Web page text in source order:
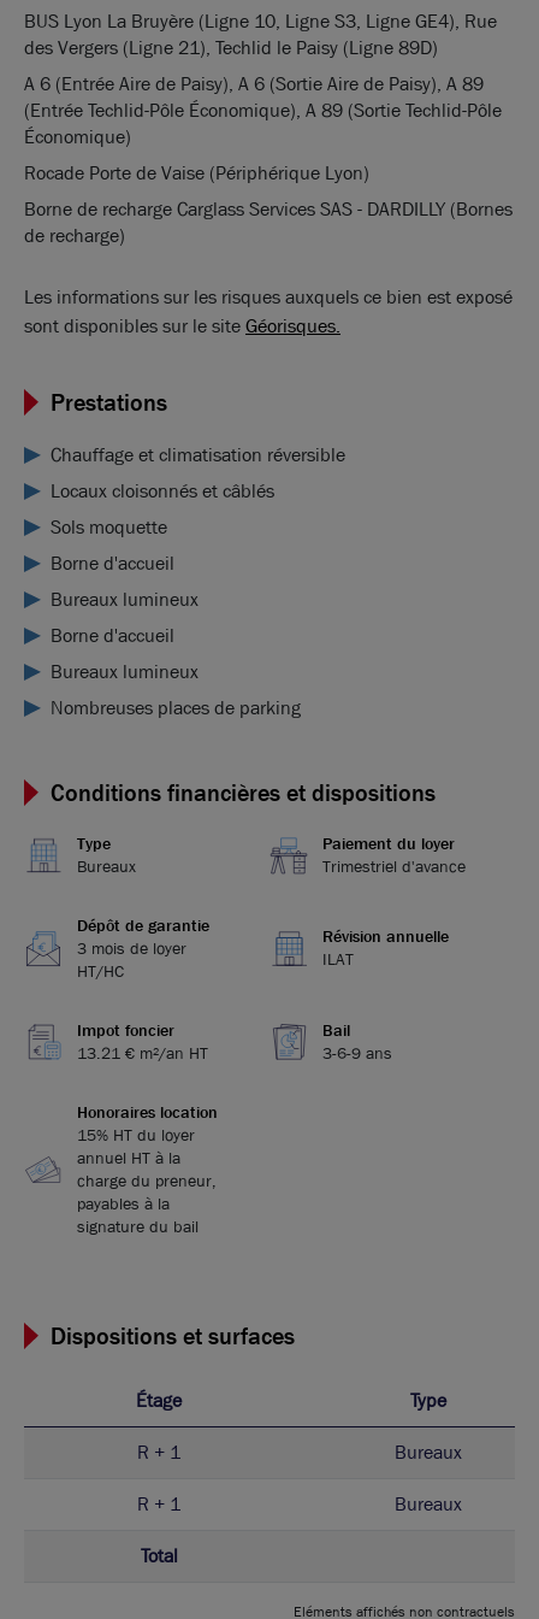
BUS Lyon La Bruyère (Ligne 10, Ligne S3, Ligne GE4), Rue
des Vergers (Ligne 21), Techlid le Paisy (Ligne 89D)
A 6 (Entrée Aire de Paisy), A 6 (Sortie Aire de Paisy), A 89
(Entrée Techlid-Pôle Économique), A 89 (Sortie Techlid-Pôle
Économique)
Rocade Porte de Vaise (Périphérique Lyon)
Borne de recharge Carglass Services SAS - DARDILLY (Bornes
de recharge)
Les informations sur les risques auxquels ce bien est exposé
sont disponibles sur le siteGéorisques.
Prestations
Chauffage et climatisation réversible
Locaux cloisonnés et câblés
Sols moquette
Borne d'accueil
Bureaux lumineux
Borne d'accueil
Bureaux lumineux
Nombreuses places de parking
Conditions financières et dispositions
Type
Bureaux
Paiement du loyer
Trimestriel d'avance
Dépôt de garantie
3 mois de loyer
HT/HC
Révision annuelle
ILAT
Impot foncier
13.21 € m²/an HT
Bail
3-6-9 ans
Honoraires location
15% HT du loyer
annuel HT à la
charge du preneur,
payables à la
signature du bail
Dispositions et surfaces
Étage Type
R + 1 Bureaux
R + 1 Bureaux
Total
Eléments affichés non contractuels